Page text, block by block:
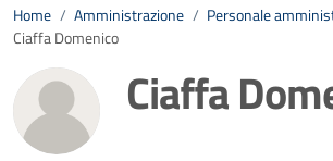
Home / Amministrazione / Personale
Ciaffa Domenico
Ciaffa